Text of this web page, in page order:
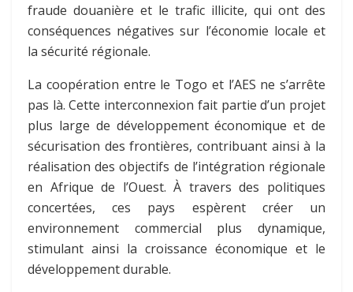
fraude douanière et le trafic illicite, qui ont des
conséquences négatives sur l’économie locale et
la sécurité régionale.
La coopération entre le Togo et l’AES ne s’arrête
pas là. Cette interconnexion fait partie d’un projet
plus large de développement économique et de
sécurisation des frontières, contribuant ainsi à la
réalisation des objectifs de l’intégration régionale
en Afrique de l’Ouest. À travers des politiques
concertées, ces pays espèrent créer un
environnement commercial plus dynamique,
stimulant ainsi la croissance économique et le
développement durable.